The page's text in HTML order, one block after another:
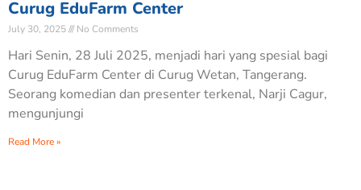
Curug EduFarm Center
July 30, 2025 No Comments
Hari Senin, 28 Juli 2025, menjadi hari yang spesial bagi
Curug EduFarm Center di Curug Wetan, Tangerang.
Seorang komedian dan presenter terkenal, Narji Cagur,
mengunjungi
Read More »